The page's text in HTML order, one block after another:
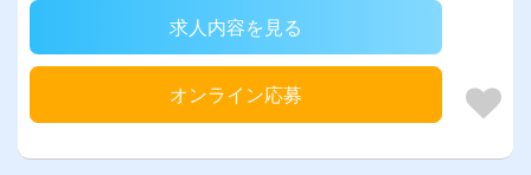
求人内容を見る
オンライン応募